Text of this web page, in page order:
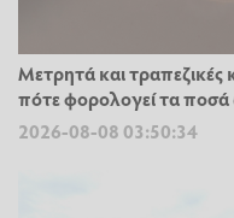
Μετρητά και τραπεζικές
πότε φορολογεί τα ποσά
2026-08-08 03:50:34